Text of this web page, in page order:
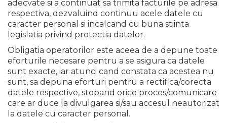
adecvate si a continuat sa trimita facturile pe adresa
respectiva, dezvaluind continuu acele datele cu
caracter personal si incalcand cu buna stiinta
legislatia privind protectia datelor.
Obligatia operatorilor este aceea de a depune toate
eforturile necesare pentru a se asigura ca datele
sunt exacte, iar atunci cand constata ca acestea nu
sunt, sa depuna eforturi pentru a rectifica/corecta
datele respective, stopand orice proces/comunicare
care ar duce la divulgarea si/sau accesul neautorizat
la datele cu caracter personal.